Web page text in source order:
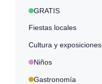
GRATIS
Fiestas locales
Cultura y exposiciones
Niños
Gastronomía